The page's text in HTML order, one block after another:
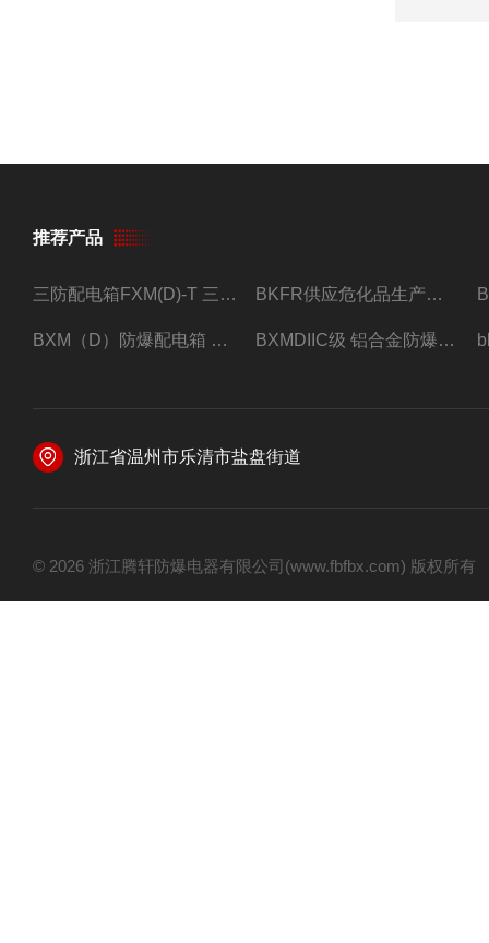
推荐产品
三防配电箱FXM(D)-T 三防型黑色工程塑料 BKFR供应危化品生产车间1.5匹2匹3匹5匹防爆空调
BXM（D）防爆配电箱 防爆照明动力箱厂家 定做 BXMDIIC级 铝合金防爆照明动力配电箱 加工定做
浙江省温州市乐清市盐盘街道
© 2026 浙江腾轩防爆电器有限公司(www.fbfbx.com) 版权所